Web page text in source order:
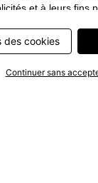
et à leurs fins
la collecte des
données
Les
des cookies
Continuer sans